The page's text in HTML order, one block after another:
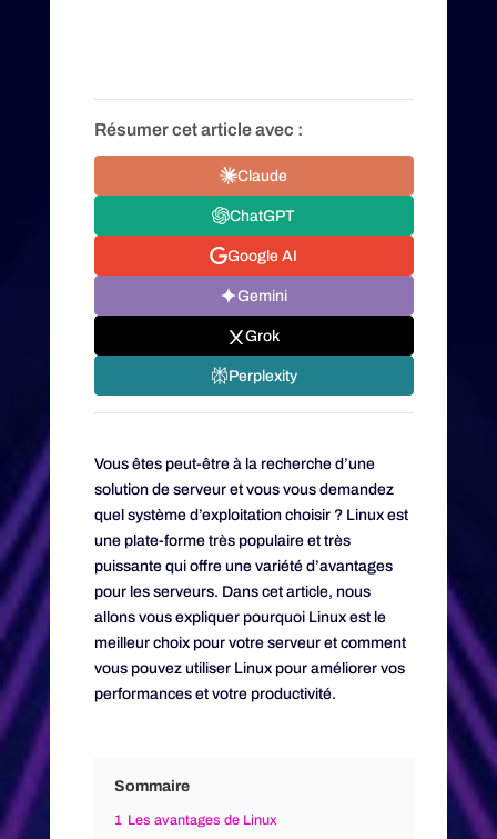
Résumer cet article avec :
Claude
ChatGPT
Google AI
Gemini
Grok
Perplexity
Vous êtes peut-être à la recherche d’une
solution de serveur et vous vous demandez
quel système d’exploitation choisir ? Linux est
une plate-forme très populaire et très
puissante qui offre une variété d’avantages
pour les serveurs. Dans cet article, nous
allons vous expliquer pourquoi Linux est le
meilleur choix pour votre serveur et comment
vous pouvez utiliser Linux pour améliorer vos
performances et votre productivité.
Sommaire
1 Les avantages de Linux